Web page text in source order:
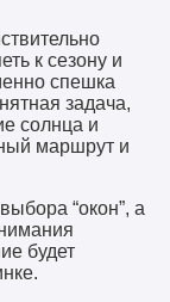
к сезону и
спешка
задача,
солнца и
маршрут и
“окон”, а
будет